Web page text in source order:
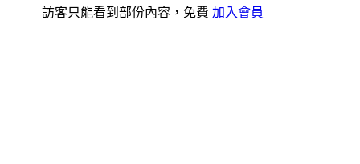
訪客只能看到部份內容，免費 加入會員